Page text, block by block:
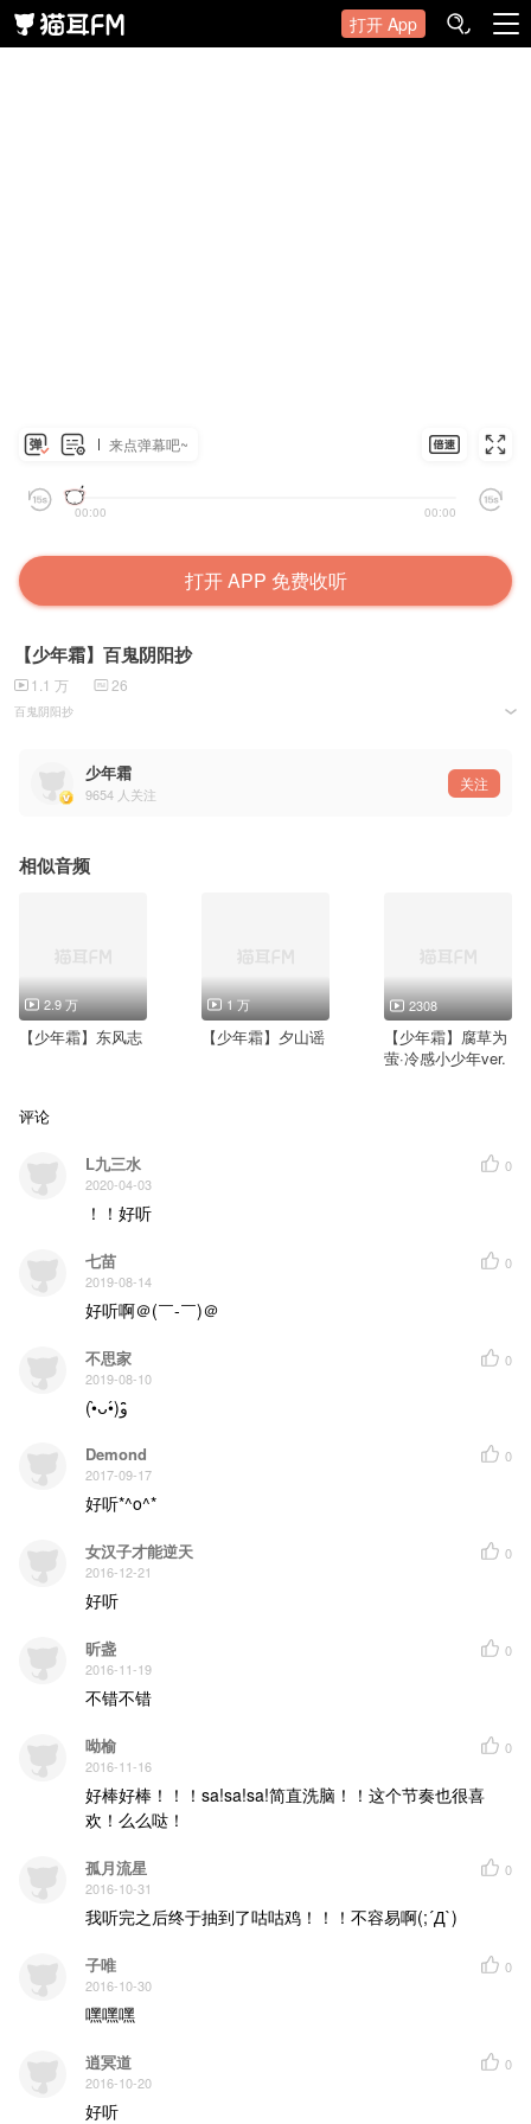
打开 App
来点弹幕吧~
00:00 00:00
打开 APP 免费收听
【少年霜】百鬼阴阳抄
1.1 万 26
百鬼阴阳抄
作曲：乌龟Sui
编曲：乌龟Sui
CV：杉山纪彰【雾？！】
天狗喰月 幽幽狐火燎乡町
「現成真姿 喼喼如律令」
邪魔尽退散 莫伤我 生人命
五行相克亦相出
童子笑 雨女哭
本我迷 阴阳路
不知孰是孰非孰正孰误
秋枫林中红叶服
万鬼避 式神佑
威名远扬名侯负
阵法作 符咒成
黑夜山下 鬼门危机显
兄妹情深 奈何神氏把祭献
手持长弓 除妖箭在弦
凤火难近 数百年人间
咒印难除 占卜天命无戏言
「臨兵闘者 皆陣列在前」
阴阳会归一 尽神道 持正念
生死相隔难相忆
怨气聚 自难敌
幸有友依身可寄
青龙陷 朱雀避
天地覆 阴阳逆
不过亦是亦非亦正亦鄙
心意决绝护王都
旧敌化友来相助
万鬼避 式神佑
威名远扬名侯负
阵法作 符咒成
镇阴阳两界方守八方稳固
梦中蝶语隐命数
犬神依 狐妖服
五行相克亦相出
童子笑 雨女哭
本我迷 阴阳路
不知孰是孰非孰正孰误
人双生 黑白离
生死相隔难相忆
幸有友依身可寄
青龙陷 朱雀避
四方守护封印毕
天地覆 阴阳逆
少年霜
9654 人关注
关注
相似音频
2.9 万
【少年霜】东风志
1 万
【少年霜】夕山谣
2308
【少年霜】腐草为
萤·冷感小少年ver.
评论
L九三水
2020-04-03
0
！！好听
七苗
2019-08-14
0
好听啊＠(￣-￣)＠
不思家
2019-08-10
0
Demond
2017-09-17
0
好听*^o^*
女汉子才能逆天
2016-12-21
0
好听
昕盏
2016-11-19
0
不错不错
呦榆
2016-11-16
0
好棒好棒！！！sa!sa!sa!简直洗脑！！这个节奏也很喜
欢！么么哒！
孤月流星
2016-10-31
0
我听完之后终于抽到了咕咕鸡！！！不容易啊(;´Д`)
子唯
2016-10-30
0
嘿嘿嘿
逍冥道
2016-10-20
0
好听